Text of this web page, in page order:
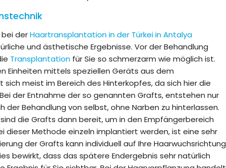
bei derHaartransplantation in der Türkei in Antalya
und ästhetische Ergebnisse. Vor der Behandlung
Transplantation für Sie so schmerzarm wie möglich ist.
Einheiten mittels speziellen Geräts aus dem
meist im Bereich des Hinterkopfes, da sich hier die
der Entnahme der so genannten Grafts, entstehen nur
der Behandlung von selbst, ohne Narben zu hinterlassen.
die Grafts dann bereit, um in den Empfängerbereich
dieser Methode einzeln implantiert werden, ist eine sehr
der Grafts kann individuell auf Ihre Haarwuchsrichtung
bewirkt, dass das spätere Endergebnis sehr natürlich